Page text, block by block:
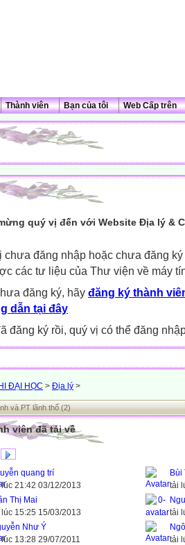
Thành viên Bạn của tôi Web Cấp trên
quý vị đến với Website Địa lý &
chưa đăng nhập hoặc chưa đăng
các tư liệu của Thư viện về máy
đăng ký, hãy đăng ký thành
dẫn tại đây
đăng ký rồi, quý vị có thể đăng
ĐẠI HỌC > Địa lý >
và PT lãnh thổ (2)
viên đã tải về
quang trí
lúc 21:42 03/12/2013
tải
Thị Mai
lúc 15:25 15/03/2013
tải
Như Ý
13:28 29/07/2011
tải